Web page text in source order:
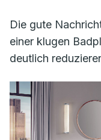
Die gute
einer klugen
deutlich